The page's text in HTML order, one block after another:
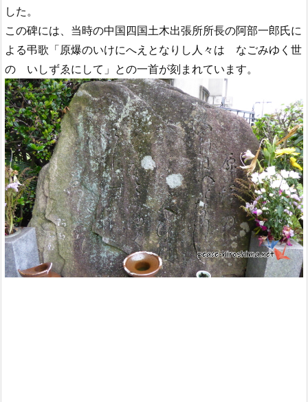
した。
この碑には、当時の中国四国土木出張所所長の阿部一郎氏に
よる弔歌「原爆のいけにへえとなりし人々は なごみゆく世
の いしずゑにして」との一首が刻まれています。